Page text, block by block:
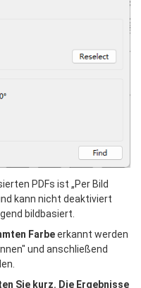
PDFs ist „Per Bild
kann nicht deaktiviert
bildbasiert.
Farbe erkannt werden
und anschließend
Sie kurz. Die Ergebnisse